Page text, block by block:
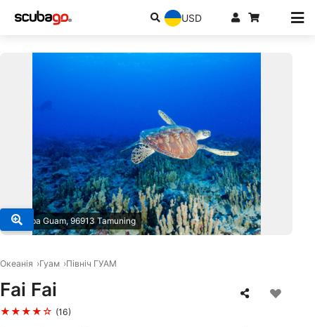
USD
© Scuba Guam, 96913 Tamuning
Океанія Гуам Північ ГУАМ
Fai Fai
★★★★☆ (16)